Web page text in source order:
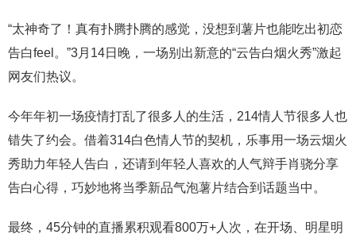
“太神奇了！真有扑腾扑腾的感觉，没想到薯片也能吃出初恋
告白feel。”3月14日晚，一场别出新意的“云告白烟火秀”激起
网友们热议。
今年年初一场疫情打乱了很多人的生活，214情人节很多人也
错失了约会。借着314白色情人节的契机，乐事用一场云烟火
秀助力年轻人告白，还请到年轻人喜欢的人气辩手肖骁分享
告白心得，巧妙地将当季新品气泡薯片结合到话题当中。
最终，45分钟的直播累积观看800万+人次，在开场、明星明